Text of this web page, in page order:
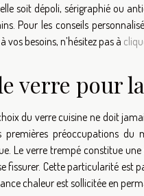
soit dépoli, sérigraphié ou
Pour les conseils
vos besoins, n’hésitez pas à
verre pour
du verre cuisine ne doit
premières préoccupations
Le verre trempé constitue
fissurer. Cette particularité est
chaleur est sollicitée en